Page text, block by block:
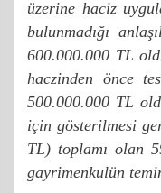
üzerine haciz
bulunmadığı
600.000.000 TL
haczinden önce
500.000.000 TL
için gösterilmesi
TL) toplamı olan
gayrimenkulün